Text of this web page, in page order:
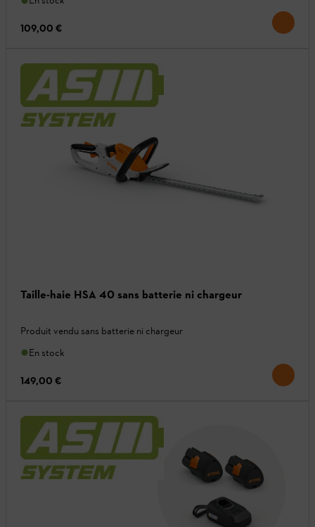
109,00 €
Taille-haie HSA 40 sans batterie ni chargeur
Produit vendu sans batterie ni chargeur
En stock
149,00 €